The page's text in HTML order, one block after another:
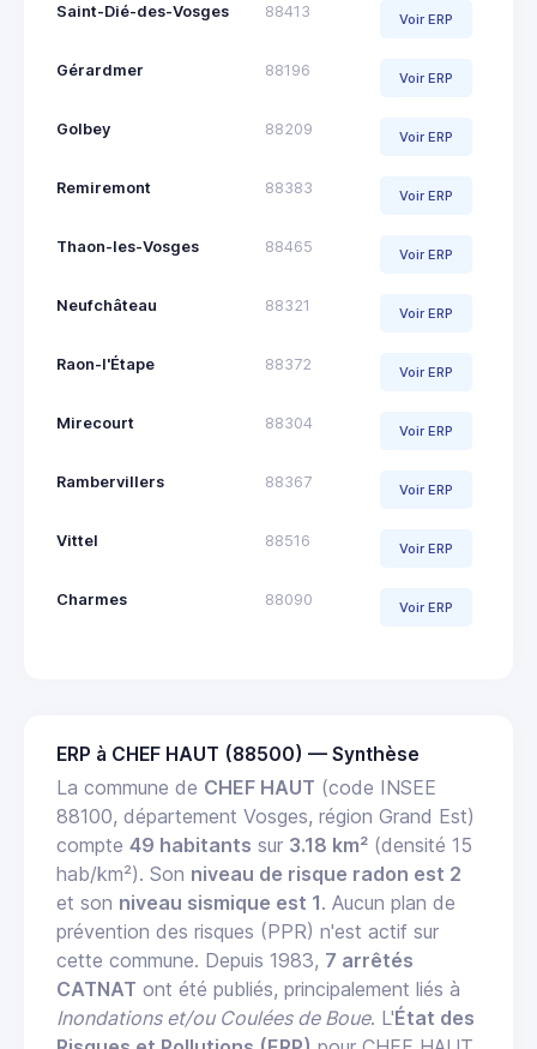
Saint-Dié-des-Vosges 88413 Voir ERP
Gérardmer 88196 Voir ERP
Golbey 88209 Voir ERP
Remiremont 88383 Voir ERP
Thaon-les-Vosges 88465 Voir ERP
Neufchâteau 88321 Voir ERP
Raon-l'Étape 88372 Voir ERP
Mirecourt 88304 Voir ERP
Rambervillers 88367 Voir ERP
Vittel 88516 Voir ERP
Charmes 88090 Voir ERP
ERP à CHEF HAUT (88500) — Synthèse
La commune de CHEF HAUT (code INSEE
88100, département Vosges, région Grand Est)
compte 49 habitants sur 3.18 km² (densité 15
hab/km²). Son niveau de risque radon est 2
et son niveau sismique est 1. Aucun plan de
prévention des risques (PPR) n'est actif sur
cette commune. Depuis 1983, 7 arrêtés
CATNAT ont été publiés, principalement liés à
Inondations et/ou Coulées de Boue. L'État des